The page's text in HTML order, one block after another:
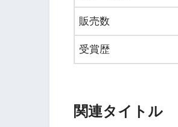
販売数
受賞歴
関連タイトル